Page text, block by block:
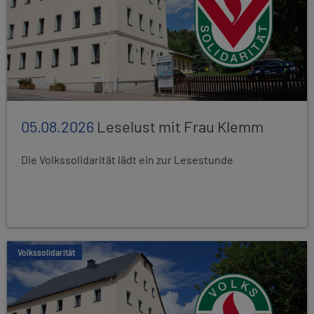
05.08.2026 Leselust mit Frau Klemm
Die Volkssolidarität lädt ein zur Lesestunde
Volkssolidarität